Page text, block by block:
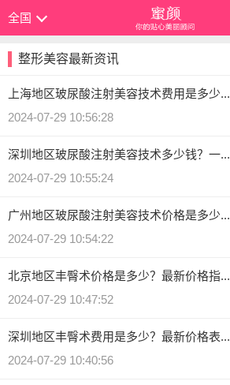
全国
整形美容最新资讯
上海地区玻尿酸注射美容技术费用是多少...
2024-07-29 10:56:28
深圳地区玻尿酸注射美容技术多少钱？一...
2024-07-29 10:55:24
广州地区玻尿酸注射美容技术价格是多少...
2024-07-29 10:54:22
北京地区丰臀术价格是多少？最新价格指...
2024-07-29 10:47:52
深圳地区丰臀术费用是多少？最新价格表...
2024-07-29 10:40:56